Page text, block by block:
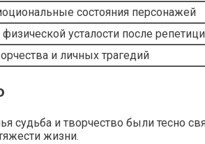
состояния персонажей
усталости после
и личных трагедий
судьба и творчество были тесно
жизни.